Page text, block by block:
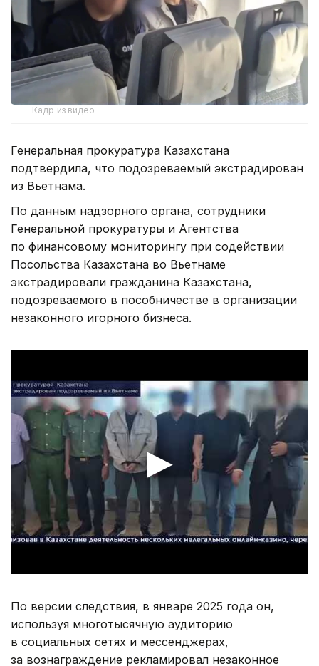
Кадр из видео
Генеральная прокуратура Казахстана
подтвердила, что подозреваемый экстрадирован
из Вьетнама.
По данным надзорного органа, сотрудники
Генеральной прокуратуры и Агентства
по финансовому мониторингу при содействии
Посольства Казахстана во Вьетнаме
экстрадировали гражданина Казахстана,
подозреваемого в пособничестве в организации
незаконного игорного бизнеса.
По версии следствия, в январе 2025 года он,
используя многотысячную аудиторию
в социальных сетях и мессенджерах,
за вознаграждение рекламировал незаконное